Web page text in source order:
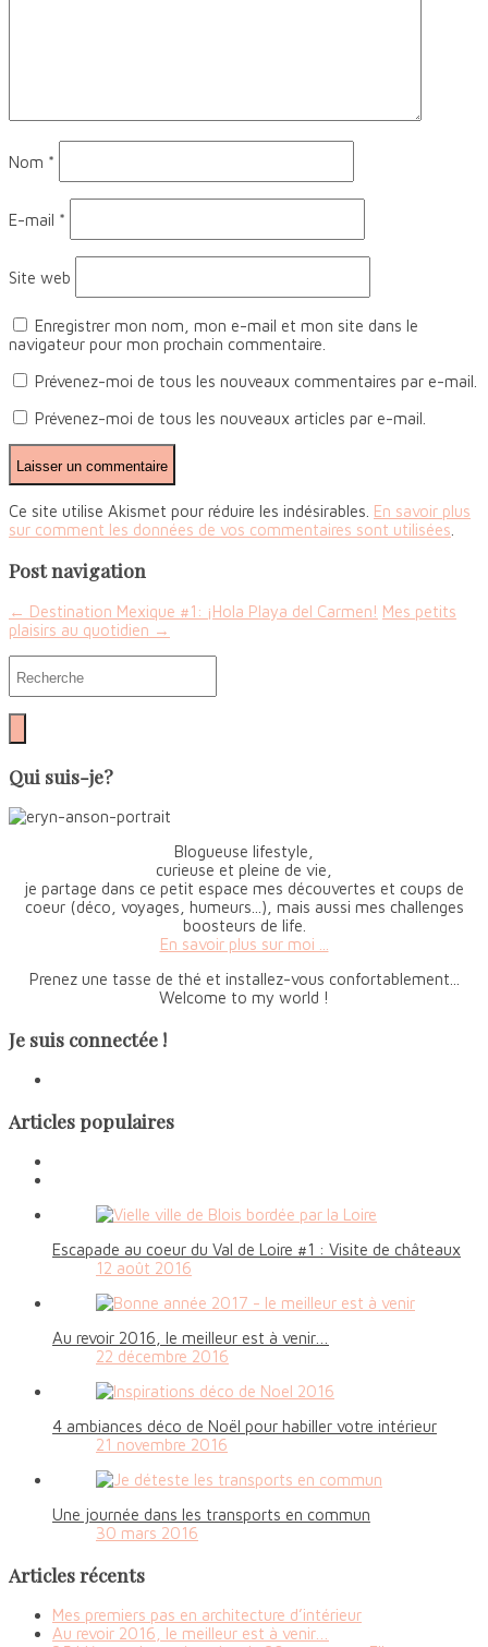
Nom *
E-mail *
Site web
Enregistrer mon nom, mon e-mail et mon site dans le
navigateur pour mon prochain commentaire.
Prévenez-moi de tous les nouveaux commentaires par e-mail.
Prévenez-moi de tous les nouveaux articles par e-mail.
Ce site utilise Akismet pour réduire les indésirables. En savoir plus
sur comment les données de vos commentaires sont utilisées
Post navigation
← Destination Mexique #1: ¡Hola Playa del Carmen! Mes petits
plaisirs au quotidien →
Qui suis-je?
Blogueuse lifestyle,
curieuse et pleine de vie,
je partage dans ce petit espace mes découvertes et coups de
coeur (déco, voyages, humeurs...), mais aussi mes challenges
boosteurs de life.
En savoir plus sur moi ...
Prenez une tasse de thé et installez-vous confortablement...
Welcome to my world !
Je suis connectée !
Articles populaires
Escapade au coeur du Val de Loire #1 : Visite de châteaux
12 août 2016
Au revoir 2016, le meilleur est à venir…
22 décembre 2016
4 ambiances déco de Noël pour habiller votre intérieur
21 novembre 2016
Une journée dans les transports en commun
30 mars 2016
Articles récents
Mes premiers pas en architecture d’intérieur
Au revoir 2016, le meilleur est à venir…